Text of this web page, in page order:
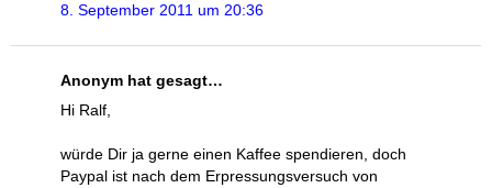
8. September 2011 um 20:36
Anonym hat gesagt…
Hi Ralf,
würde Dir ja gerne einen Kaffee spendieren, doch
Paypal ist nach dem Erpressungsversuch von